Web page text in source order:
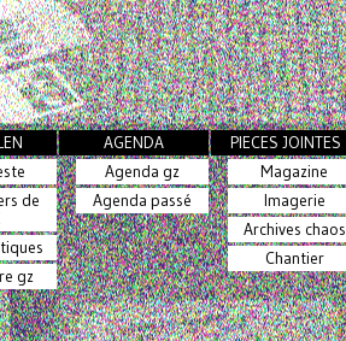
de
gz
AGENDA
Agenda gz
Agenda passé
PIECES JOINTES
Magazine
Imagerie
Archives chaos
Chantier